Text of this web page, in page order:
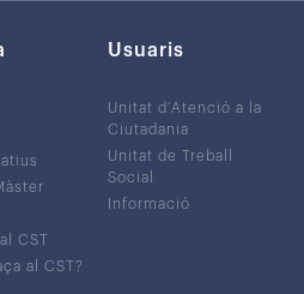
CST
al CST?
Usuaris
Unitat d’Atenció a la
Ciutadania
Unitat de Treball
Social
Informació